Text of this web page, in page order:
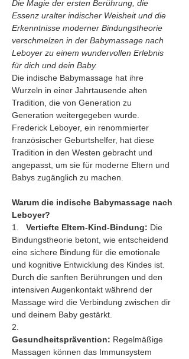
Die Magie der ersten Berührung, die
Essenz uralter indischer Weisheit und die
Erkenntnisse moderner Bindungstheorie
verschmelzen in der Babymassage nach
Leboyer zu einem wundervollen Erlebnis
für dich und dein Baby.
Die indische Babymassage hat ihre
Wurzeln in einer Jahrtausende alten
Tradition, die von Generation zu
Generation weitergegeben wurde.
Frederick Leboyer, ein renommierter
französischer Geburtshelfer, hat diese
Tradition in den Westen gebracht und
angepasst, um sie für moderne Eltern und
Babys zugänglich zu machen.
Warum die indische Babymassage nach
Leboyer?
1. Vertiefte Eltern-Kind-Bindung: Die
Bindungstheorie betont, wie entscheidend
eine sichere Bindung für die emotionale
und kognitive Entwicklung des Kindes ist.
Durch die sanften Berührungen und den
intensiven Augenkontakt während der
Massage wird die Verbindung zwischen dir
und deinem Baby gestärkt.
2.
Gesundheitsprävention: Regelmäßige
Massagen können das Immunsystem